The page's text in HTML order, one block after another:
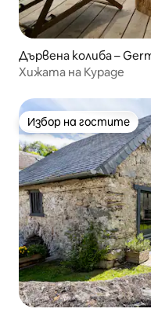
Дървена колиба –
Хижата на Кураде
Избор на гостите
Избор на гостите